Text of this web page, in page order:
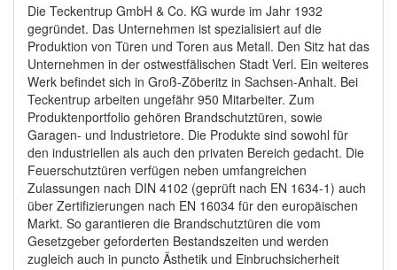
Die Teckentrup GmbH & Co. KG wurde im Jahr 1932
gegründet. Das Unternehmen ist spezialisiert auf die
Produktion von Türen und Toren aus Metall. Den Sitz hat das
Unternehmen in der ostwestfälischen Stadt Verl. Ein weiteres
Werk befindet sich in Groß-Zöberitz in Sachsen-Anhalt. Bei
Teckentrup arbeiten ungefähr 950 Mitarbeiter. Zum
Produktenportfolio gehören Brandschutztüren, sowie
Garagen- und Industrietore. Die Produkte sind sowohl für
den industriellen als auch den privaten Bereich gedacht. Die
Feuerschutztüren verfügen neben umfangreichen
Zulassungen nach DIN 4102 (geprüft nach EN 1634-1) auch
über Zertifizierungen nach EN 16034 für den europäischen
Markt. So garantieren die Brandschutztüren die vom
Gesetzgeber geforderten Bestandszeiten und werden
zugleich auch in puncto Ästhetik und Einbruchsicherheit